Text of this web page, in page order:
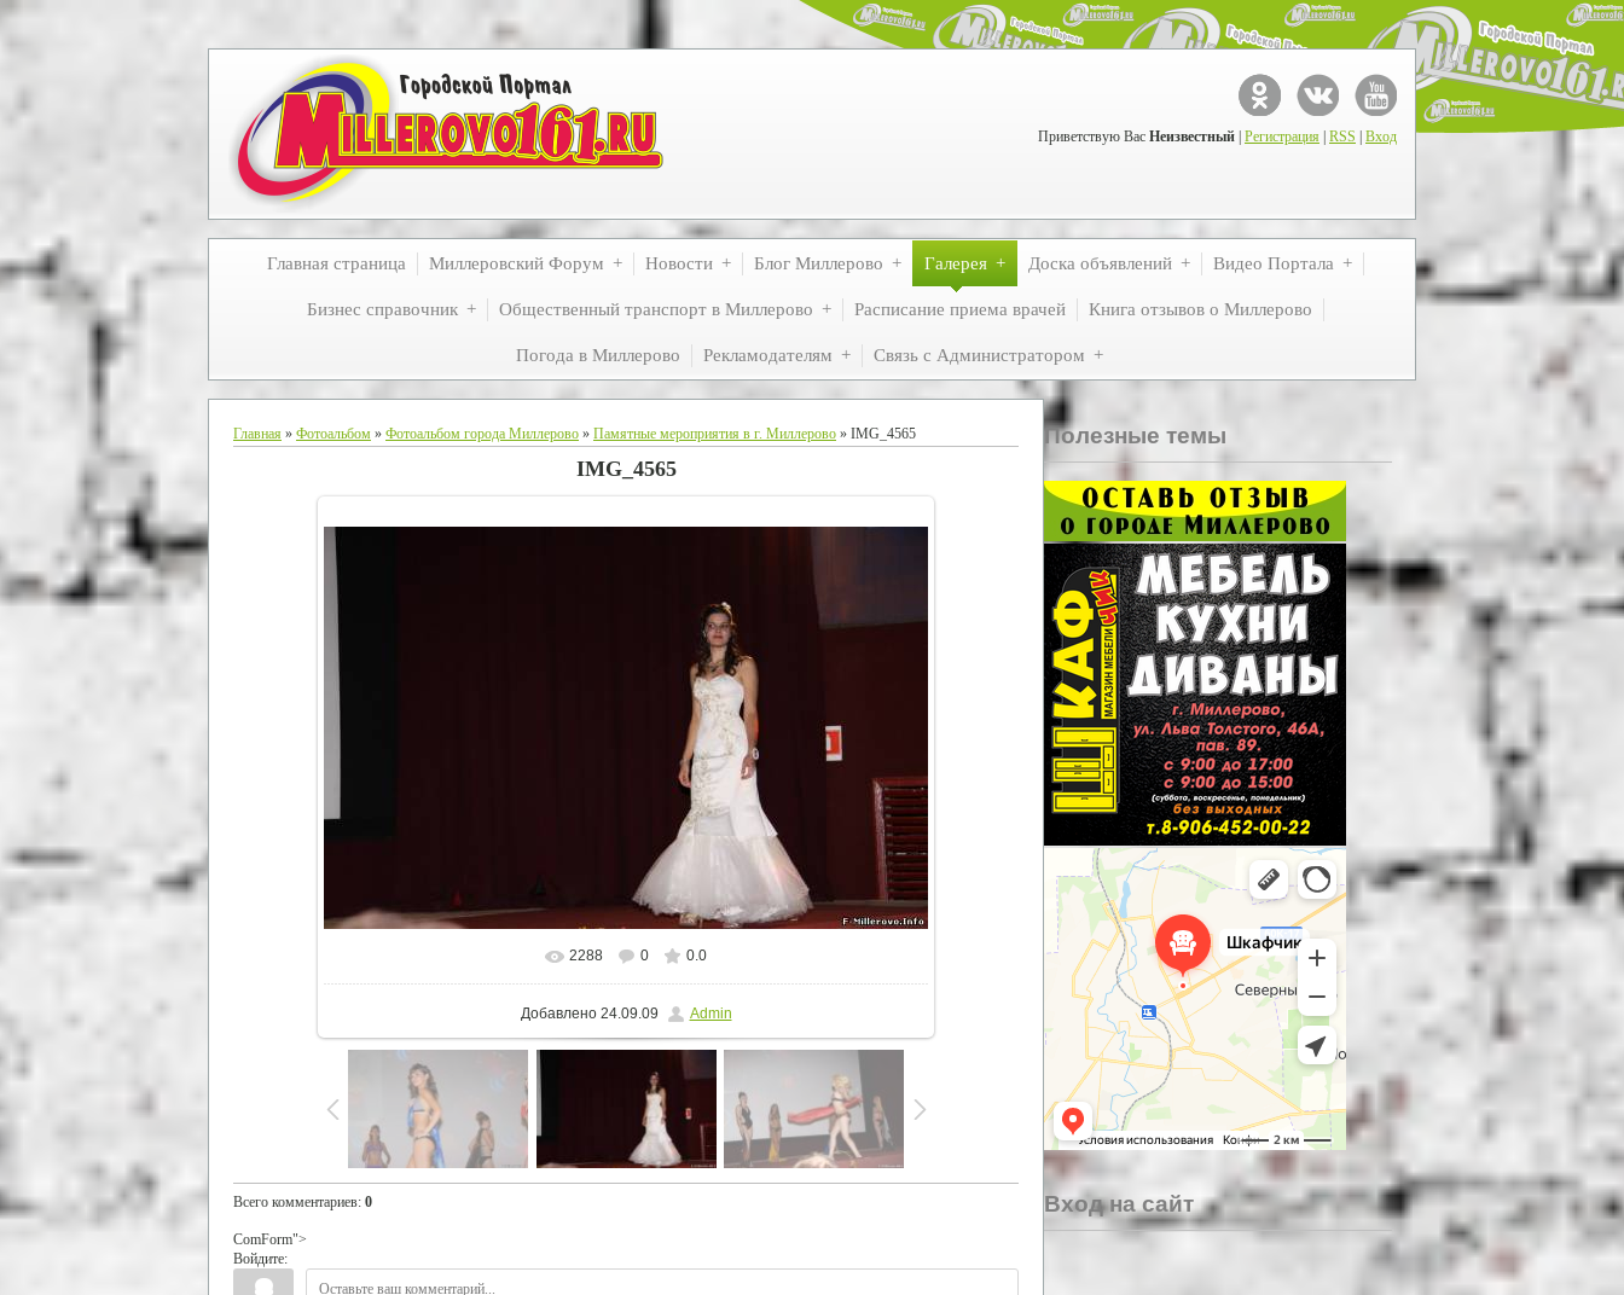
Приветствую Вас Неизвестный Регистрация RSS Вход
Главная страница Миллеровский Форум Новости Блог Миллерово Галерея Доска объявлений Видео Портала
Бизнес справочник Общественный транспорт в Миллерово Расписание приема врачей Книга отзывов о Миллерово
Погода в Миллерово Рекламодателям Связь с Администратором
Главная » Фотоальбом » Фотоальбом города Миллерово » Памятные мероприятия в г. Миллерово » IMG_4565
IMG_4565
В реальном размере 800x533
2288 0 0.0
Добавлено24.09.09 Admin
Всего комментариев: 0
ComForm">
Войдите:
Полезные темы
Вход на сайт